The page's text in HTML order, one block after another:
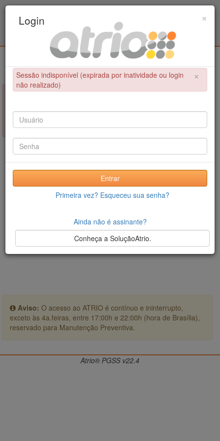
Educação Física / UPE - UFPB
×
NÃO FOI POSSÍVEL CONCLUIR A OPERAÇÃO
Sessão indisponível (expirada por inatividade ou login não
realizado)
Aviso: O acesso ao ATRIO é contínuo e ininterrupto,
exceto às 4a.feiras, entre 17:00h e 22:00h (hora de Brasília),
reservado para Manutenção Preventiva.
×
Login
×
Sessão indisponível (expirada por inatividade ou login
não realizado)
Entrar
Primeira vez? Esqueceu sua senha?
Ainda não é assinante?
Conheça a SoluçãoAtrio.
Atrio® PGSS v22.4